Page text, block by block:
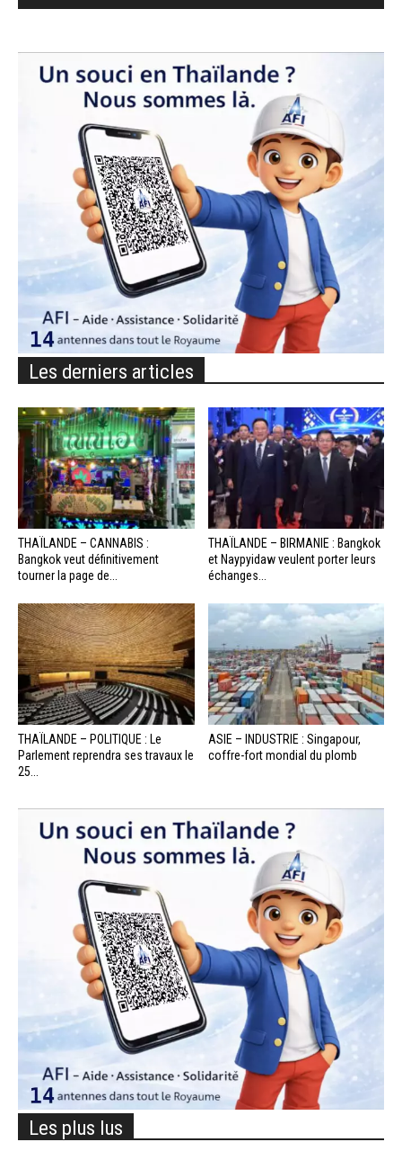
Les derniers articles
THAÏLANDE – CANNABIS :
Bangkok veut définitivement
tourner la page de...
THAÏLANDE – BIRMANIE : Bangkok
et Naypyidaw veulent porter leurs
échanges...
THAÏLANDE – POLITIQUE : Le
Parlement reprendra ses travaux le
25...
ASIE – INDUSTRIE : Singapour,
coffre-fort mondial du plomb
Les plus lus